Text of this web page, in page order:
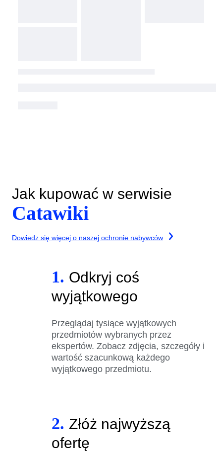
Jak kupować w serwisie
Catawiki
Dowiedz się więcej o naszej ochronie nabywców
1. Odkryj coś
wyjątkowego
Przeglądaj tysiące wyjątkowych
przedmiotów wybranych przez
ekspertów. Zobacz zdjęcia, szczegóły i
wartość szacunkową każdego
wyjątkowego przedmiotu.
2. Złóż najwyższą
ofertę